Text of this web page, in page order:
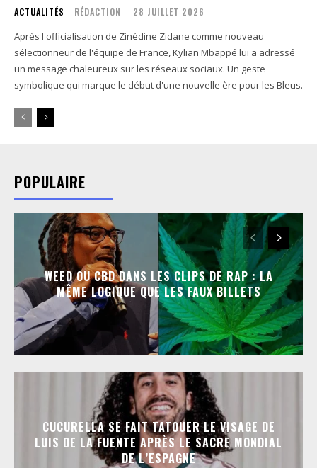
ACTUALITÉS RÉDACTION - 28 JUILLET 2026
Après l'officialisation de Zinédine Zidane comme nouveau
sélectionneur de l'équipe de France, Kylian Mbappé lui a adressé
un message chaleureux sur les réseaux sociaux. Un geste
symbolique qui marque le début d'une nouvelle ère pour les Bleus.
POPULAIRE
WEED OU CBD DANS LES CLIPS DE RAP : LA
MÊME LOGIQUE QUE LES FAUX BILLETS
CUCURELLA SE FAIT TATOUER LE VISAGE DE
LUIS DE LA FUENTE APRÈS LE SACRE MONDIAL
DE L’ESPAGNE